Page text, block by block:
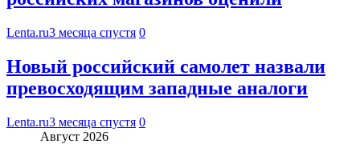
Lenta.ru3 месяца спустя 0
Новый российский самолет назвали
превосходящим западные аналоги
Lenta.ru3 месяца спустя 0
Август 2026